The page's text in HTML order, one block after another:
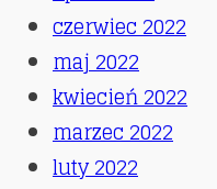
czerwiec 2022
maj 2022
kwiecień 2022
marzec 2022
luty 2022